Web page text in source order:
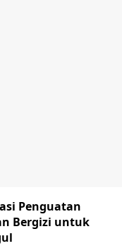
Penguatan
Bergizi untuk